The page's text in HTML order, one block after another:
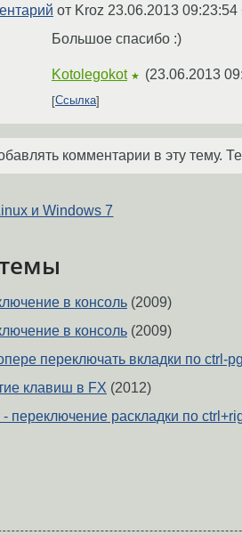
от Kroz 23.06.2013 09:23:54
Большое спасибо :)
Kotolegokot ★ (23.06.2013
Ссылка
комментарии в эту тему.
и Windows 7
в консоль (2009)
в консоль (2009)
переключать вкладки по ctrl-
клавиш в FX (2012)
переключение раскладки по